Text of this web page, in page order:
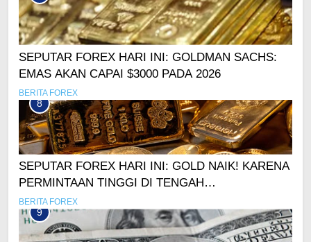
SEPUTAR FOREX HARI INI: GOLDMAN SACHS:
EMAS AKAN CAPAI $3000 PADA 2026
BERITA FOREX
8
SEPUTAR FOREX HARI INI: GOLD NAIK! KARENA
PERMINTAAN TINGGI DI TENGAH
KEKHAWATIRAN PASAR
BERITA FOREX
9